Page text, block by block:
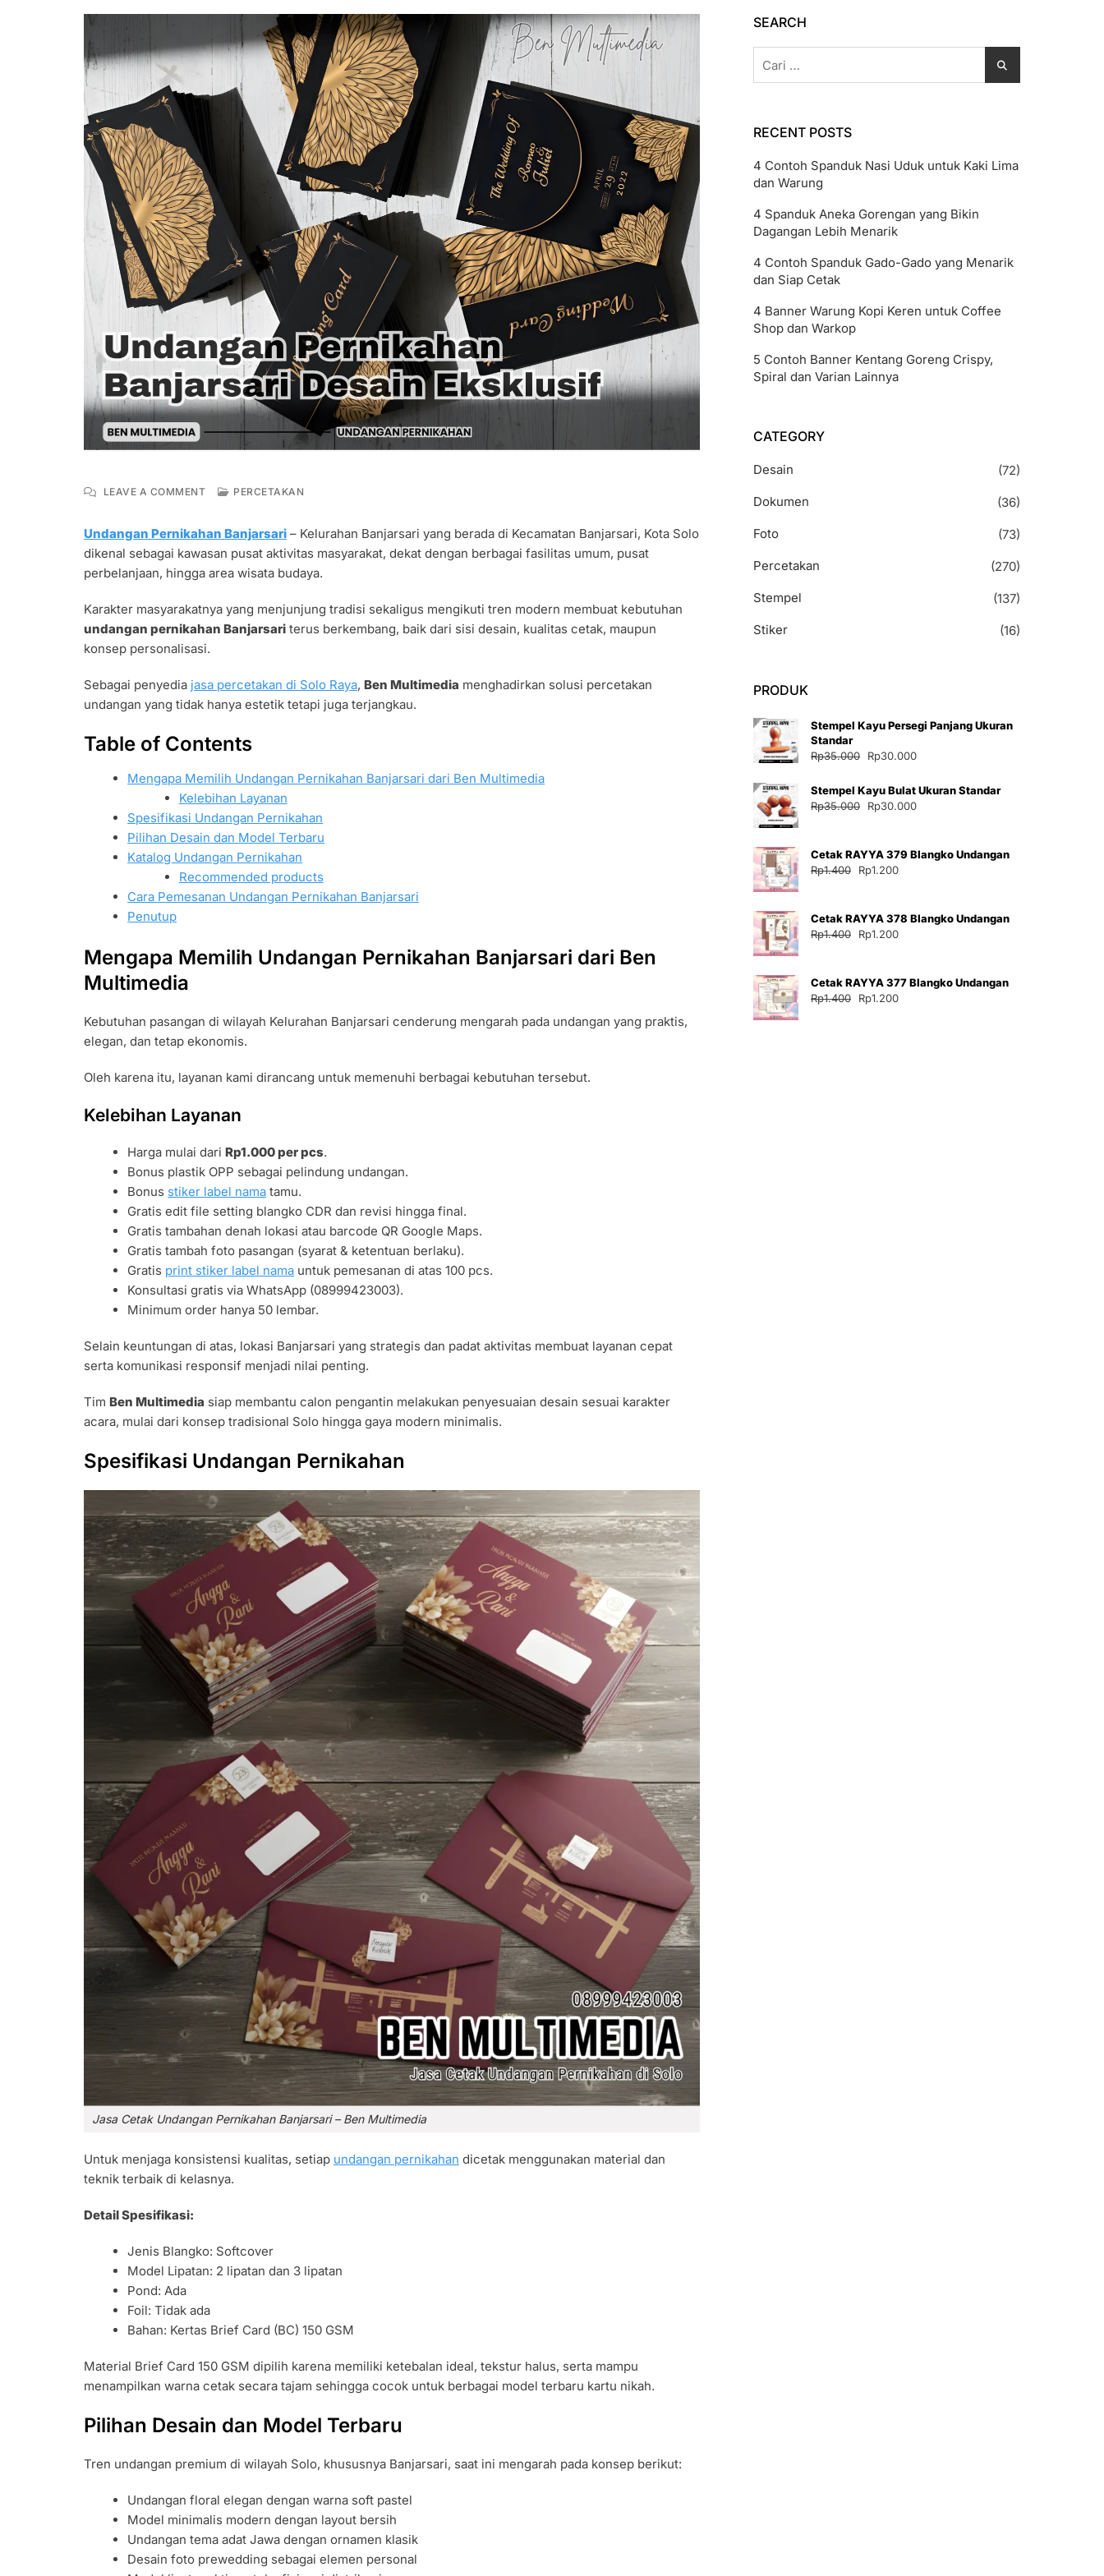
LEAVE A COMMENTON
BANJARSARI
DESAIN
EKSKLUSIF
PERCETAKAN
Undangan Pernikahan Banjarsari – Kelurahan Banjarsari yang berada di Kecamatan Banjarsari, Kota Solo
dikenal sebagai kawasan pusat aktivitas masyarakat, dekat dengan berbagai fasilitas umum, pusat
perbelanjaan, hingga area wisata budaya.
Karakter masyarakatnya yang menjunjung tradisi sekaligus mengikuti tren modern membuat kebutuhan
undangan pernikahan Banjarsari terus berkembang, baik dari sisi desain, kualitas cetak, maupun
konsep personalisasi.
Sebagai penyedia jasa percetakan di Solo Raya, Ben Multimedia menghadirkan solusi percetakan
undangan yang tidak hanya estetik tetapi juga terjangkau.
Table of Contents
Mengapa Memilih Undangan Pernikahan Banjarsari dari Ben Multimedia
Kelebihan Layanan
Spesifikasi Undangan Pernikahan
Pilihan Desain dan Model Terbaru
Katalog Undangan Pernikahan
Recommended products
Cara Pemesanan Undangan Pernikahan Banjarsari
Penutup
Mengapa Memilih Undangan Pernikahan Banjarsari dari Ben
Multimedia
Kebutuhan pasangan di wilayah Kelurahan Banjarsari cenderung mengarah pada undangan yang praktis,
elegan, dan tetap ekonomis.
Oleh karena itu, layanan kami dirancang untuk memenuhi berbagai kebutuhan tersebut.
Kelebihan Layanan
Harga mulai dariRp1.000 per pcs.
Bonus plastik OPP sebagai pelindung undangan.
Bonus stiker label nama tamu.
Gratis edit file setting blangko CDR dan revisi hingga final.
Gratis tambahan denah lokasi atau barcode QR Google Maps.
Gratis tambah foto pasangan (syarat & ketentuan berlaku).
Gratis print stiker label nama untuk pemesanan di atas 100 pcs.
Konsultasi gratis via WhatsApp (08999423003).
Minimum order hanya 50 lembar.
Selain keuntungan di atas, lokasi Banjarsari yang strategis dan padat aktivitas membuat layanan cepat
serta komunikasi responsif menjadi nilai penting.
Tim Ben Multimedia siap membantu calon pengantin melakukan penyesuaian desain sesuai karakter
acara, mulai dari konsep tradisional Solo hingga gaya modern minimalis.
Spesifikasi Undangan Pernikahan
Jasa Cetak Undangan Pernikahan Banjarsari – Ben Multimedia
Untuk menjaga konsistensi kualitas, setiap undangan pernikahan dicetak menggunakan material dan
teknik terbaik di kelasnya.
Detail Spesifikasi:
Jenis Blangko: Softcover
Model Lipatan: 2 lipatan dan 3 lipatan
Pond: Ada
Foil: Tidak ada
Bahan: Kertas Brief Card (BC) 150 GSM
Material Brief Card 150 GSM dipilih karena memiliki ketebalan ideal, tekstur halus, serta mampu
menampilkan warna cetak secara tajam sehingga cocok untuk berbagai model terbaru kartu nikah.
Pilihan Desain dan Model Terbaru
Tren undangan premium di wilayah Solo, khususnya Banjarsari, saat ini mengarah pada konsep berikut:
Undangan floral elegan dengan warna soft pastel
Model minimalis modern dengan layout bersih
Undangan tema adat Jawa dengan ornamen klasik
Desain foto prewedding sebagai elemen personal
SEARCH
untuk:
RECENT POSTS
4 Contoh Spanduk Nasi Uduk untuk Kaki Lima
dan Warung
4 Spanduk Aneka Gorengan yang Bikin
Dagangan Lebih Menarik
4 Contoh Spanduk Gado-Gado yang Menarik
dan Siap Cetak
4 Banner Warung Kopi Keren untuk Coffee
Shop dan Warkop
5 Contoh Banner Kentang Goreng Crispy,
Spiral dan Varian Lainnya
CATEGORY
Desain
(72)
Dokumen
(36)
Foto
(73)
Percetakan
(270)
Stempel
(137)
Stiker
(16)
PRODUK
Stempel Kayu Persegi Panjang Ukuran
Standar
Rp35.000
Harga
adalah:
Rp35.000.
Rp30.000
ini
Stempel Kayu Bulat Ukuran Standar
Rp35.000
Harga
Rp35.000.
Rp30.000
adalah:
Cetak RAYYA 379 Blangko Undangan
Rp1.400
Harga
Rp1.400.
Rp1.200
adalah:
Cetak RAYYA 378 Blangko Undangan
Rp1.400
Harga
Rp1.400.
Rp1.200
adalah:
Cetak RAYYA 377 Blangko Undangan
Rp1.400
Harga
Rp1.200